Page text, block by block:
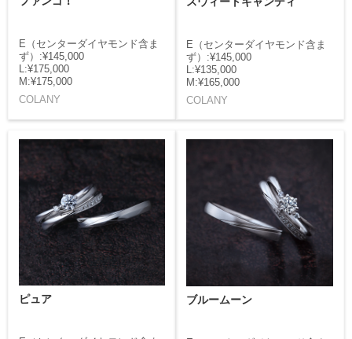
E（センターダイヤモンド含ま
ず）:¥145,000
L:¥175,000
M:¥175,000
COLANY
E（センターダイヤモンド含ま
ず）:¥145,000
L:¥135,000
M:¥165,000
COLANY
ピュア ブルームーン